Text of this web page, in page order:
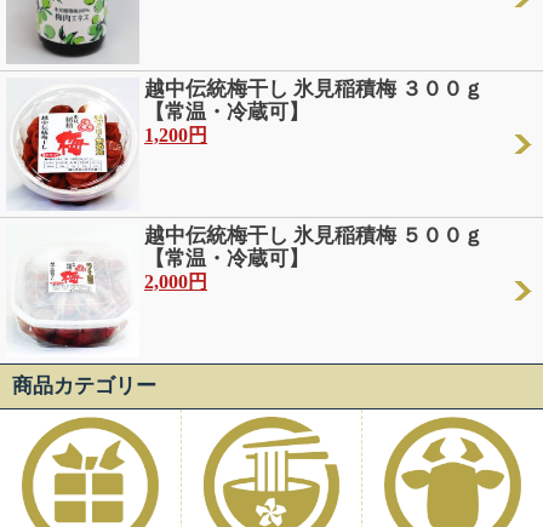
越中伝統梅干し 氷見稲積梅 ３００ｇ
【常温・冷蔵可】
1,200円
越中伝統梅干し 氷見稲積梅 ５００ｇ
【常温・冷蔵可】
2,000円
商品カテゴリー